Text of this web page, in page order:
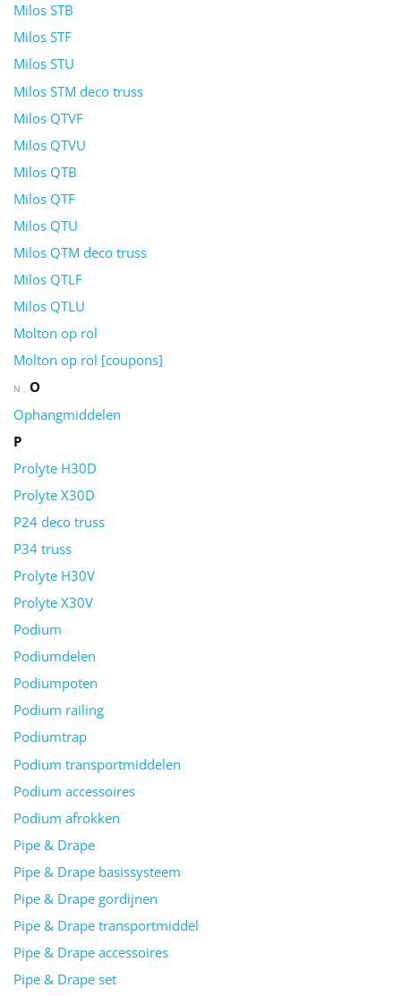
Milos STB
Milos STF
Milos STU
Milos STM deco truss
Milos QTVF
Milos QTVU
Milos QTB
Milos QTF
Milos QTU
Milos QTM deco truss
Milos QTLF
Milos QTLU
Molton op rol
Molton op rol [coupons]
N
O
Ophangmiddelen
P
Prolyte H30D
Prolyte X30D
P24 deco truss
P34 truss
Prolyte H30V
Prolyte X30V
Podium
Podiumdelen
Podiumpoten
Podium railing
Podiumtrap
Podium transportmiddelen
Podium accessoires
Podium afrokken
Pipe & Drape
Pipe & Drape basissysteem
Pipe & Drape gordijnen
Pipe & Drape transportmiddel
Pipe & Drape accessoires
Pipe & Drape set